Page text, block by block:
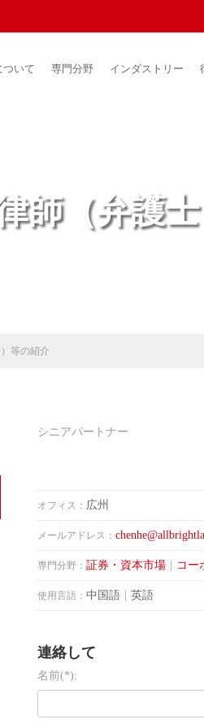
ついて 専門分野 インダストリー
師（弁護
等の紹介
シニアパートナー
オフィス： 広州
メールアドレス：
専門分野： 証券・資本市場 コー
使用言語： 中国語 英語
連絡して
名前(*):